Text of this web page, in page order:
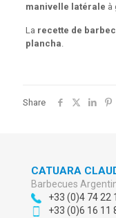
manivelle latérale à
La recette de
plancha.
Share
CATUARA
Barbecues
+33 (0)4 74 22
+33 (0)6 16 11